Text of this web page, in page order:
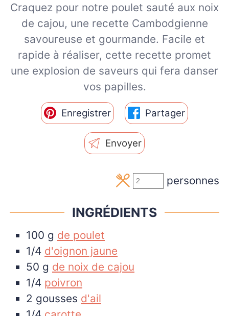
Craquez pour notre poulet sauté aux noix
de cajou, une recette Cambodgienne
savoureuse et gourmande. Facile et
rapide à réaliser, cette recette promet
une explosion de saveurs qui fera danser
vos papilles.
Enregistrer Partager
Envoyer
personnes
INGRÉDIENTS
100 g de poulet
1/4 d'oignon jaune
50 g de noix de cajou
1/4 poivron
2 gousses d'ail